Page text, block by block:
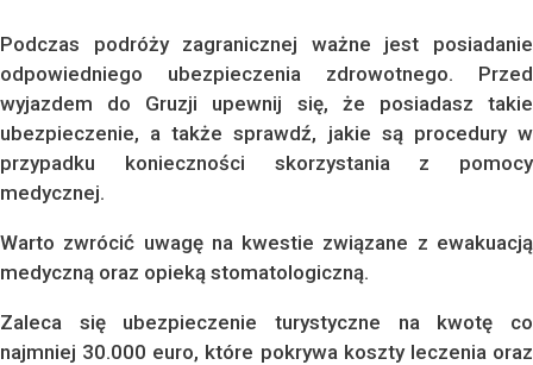
Podczas podróży zagranicznej ważne jest posiadanie
odpowiedniego ubezpieczenia zdrowotnego. Przed
wyjazdem do Gruzji upewnij się, że posiadasz takie
ubezpieczenie, a także sprawdź, jakie są procedury w
przypadku konieczności skorzystania z pomocy
medycznej.
Warto zwrócić uwagę na kwestie związane z ewakuacją
medyczną oraz opieką stomatologiczną.
Zaleca się ubezpieczenie turystyczne na kwotę co
najmniej 30.000 euro, które pokrywa koszty leczenia oraz